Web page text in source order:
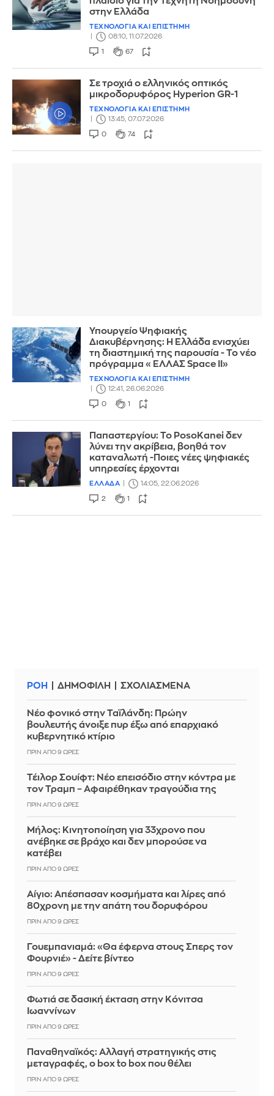
στην Ελλάδα
ΤΕΧΝΟΛΟΓΙΑ ΚΑΙ ΕΠΙΣΤΗΜΗ
08:10, 11.07.2026
1 67
Σε τροχιά ο ελληνικός οπτικός
μικροδορυφόρος Hyperion GR-1
ΤΕΧΝΟΛΟΓΙΑ ΚΑΙ ΕΠΙΣΤΗΜΗ
13:45, 07.07.2026
0 74
Υπουργείο Ψηφιακής
Διακυβέρνησης: Η Ελλάδα ενισχύει
τη διαστημική της παρουσία - Το νέο
πρόγραμμα «ΕΛΛΑΣ Space II»
ΤΕΧΝΟΛΟΓΙΑ ΚΑΙ ΕΠΙΣΤΗΜΗ
12:41, 26.06.2026
0 1
Παπαστεργίου: Το PosoKanei δεν
λύνει την ακρίβεια, βοηθά τον
καταναλωτή -Ποιες νέες ψηφιακές
υπηρεσίες έρχονται
ΕΛΛΑΔΑ 14:05, 22.06.2026
2 1
ΡΟΗ ΔΗΜΟΦΙΛΗ ΣΧΟΛΙΑΣΜΕΝΑ
Νέο φονικό στην Ταϊλάνδη: Πρώην
βουλευτής άνοιξε πυρ έξω από επαρχιακό
κυβερνητικό κτίριο
ΠΡΙΝ ΑΠΌ 9 ΏΡΕΣ
Τέιλορ Σουίφτ: Νέο επεισόδιο στην κόντρα με
τον Τραμπ – Αφαιρέθηκαν τραγούδια της
ΠΡΙΝ ΑΠΌ 9 ΏΡΕΣ
Μήλος: Κινητοποίηση για 33χρονο που
ανέβηκε σε βράχο και δεν μπορούσε να
κατέβει
ΠΡΙΝ ΑΠΌ 9 ΏΡΕΣ
Αίγιο: Απέσπασαν κοσμήματα και λίρες από
80χρονη με την απάτη του δορυφόρου
ΠΡΙΝ ΑΠΌ 9 ΏΡΕΣ
Γουεμπανιαμά: «Θα έφερνα στους Σπερς τον
Φουρνιέ» - Δείτε βίντεο
ΠΡΙΝ ΑΠΌ 9 ΏΡΕΣ
Φωτιά σε δασική έκταση στην Κόνιτσα
Ιωαννίνων
ΠΡΙΝ ΑΠΌ 9 ΏΡΕΣ
Παναθηναϊκός: Αλλαγή στρατηγικής στις
μεταγραφές, ο box to box που θέλει
ΠΡΙΝ ΑΠΌ 9 ΏΡΕΣ